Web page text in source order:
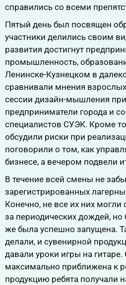
справились со всеми
Пятый день был посвящен
участники делились своим
развития достигнут
промышленность,
Ленинске-Кузнецком в
сравнивали мнения
сессии дизайн-мышления
предприниматели города и
специалистов СУЭК. Кроме
обсудили риски при
поговорили о том, как
бизнесе, а вечером подвели
В течение всей смены не
зарегистрированных
Конечно, не все их них
за периодических дождей, но
же была успешно запущена.
делали, и сувенирной
давали уроки игры на
максимально приближена к
продукцию ребята получали